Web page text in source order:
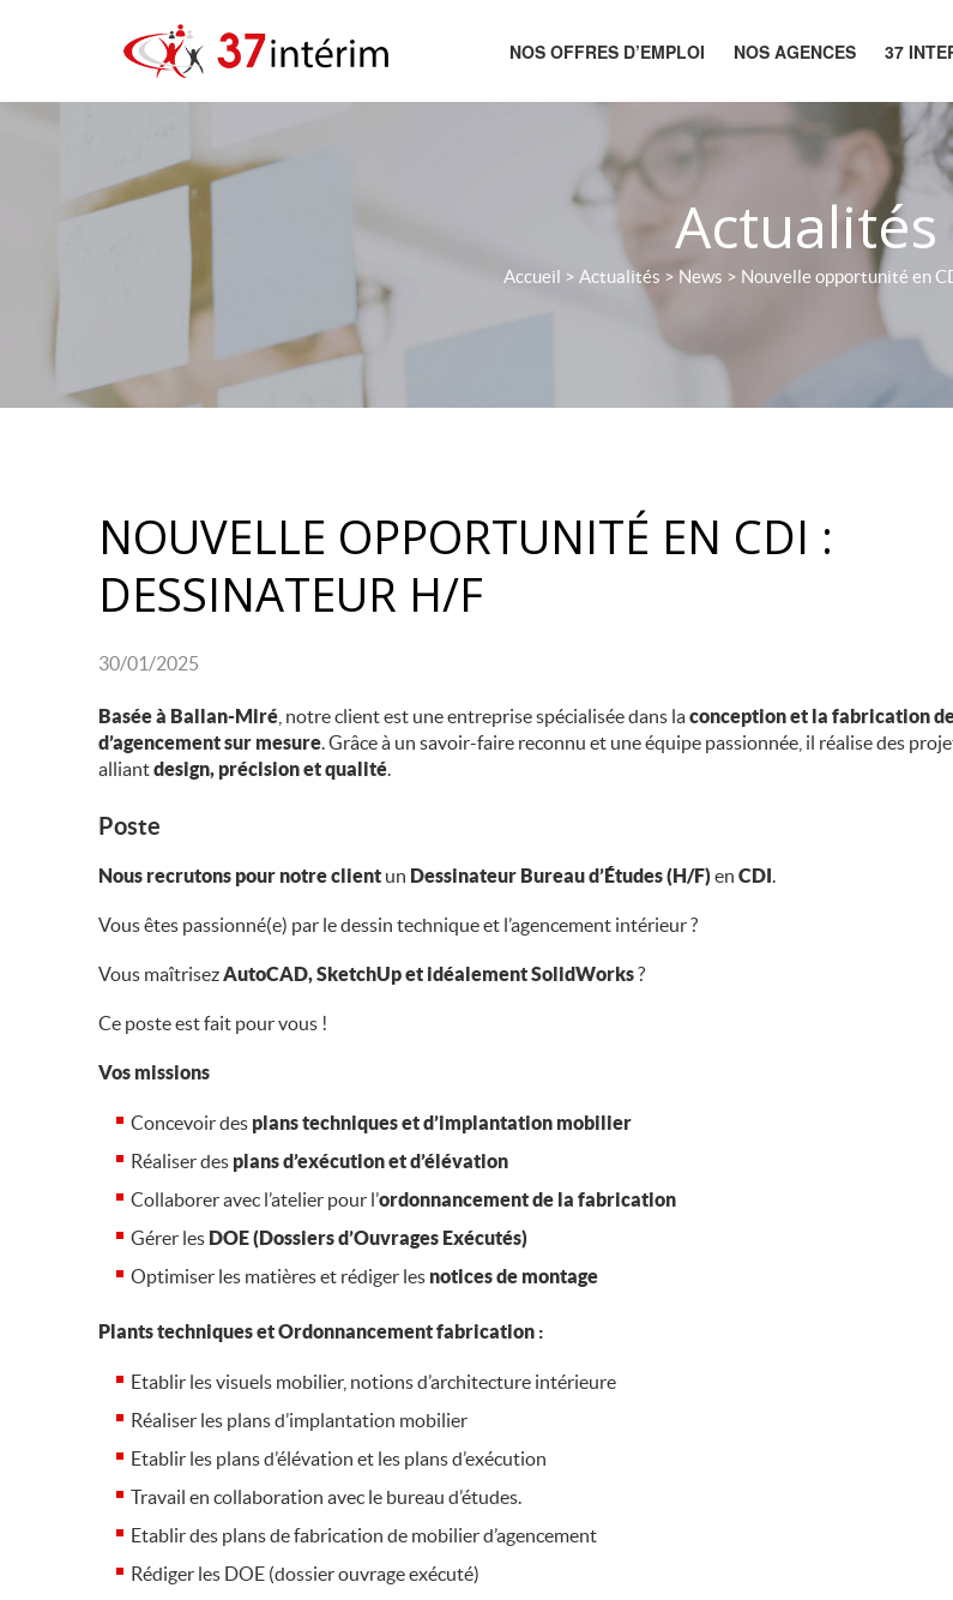
NOS OFFRES D’EMPLOI NOS AGENCES 37
Actualités
Accueil > Actualités > News > Nouvelle opportunité en
NOUVELLE OPPORTUNITÉ EN CDI :
DESSINATEUR H/F
30/01/2025
Basée à Ballan-Miré , notre client est une entreprise spécialisée dans laconception et la fabrication
d’agencement sur mesure. Grâce à un savoir-faire reconnu et une équipe passionnée, il réalise des
alliantdesign, précision et qualité.
Poste
Nous recrutons pour notre client un Dessinateur Bureau d’Études (H/F)en CDI.
Vous êtes passionné(e) par le dessin technique et l’agencement intérieur ?
Vous maîtrisezAutoCAD, SketchUp et idéalement SolidWorks?
Ce poste est fait pour vous !
Vos missions
Concevoir des plans techniques et d’implantation mobilier
Réaliser des plans d’exécution et d’élévation
Collaborer avec l’atelier pour l’ordonnancement de la fabrication
Gérer les DOE (Dossiers d’Ouvrages Exécutés)
Optimiser les matières et rédiger les notices de montage
Plants techniques et Ordonnancement fabrication :
Etablir les visuels mobilier, notions d’architecture intérieure
Réaliser les plans d’implantation mobilier
Etablir les plans d’élévation et les plans d’exécution
Travail en collaboration avec le bureau d’études.
Etablir des plans de fabrication de mobilier d’agencement
Rédiger les DOE (dossier ouvrage exécuté)